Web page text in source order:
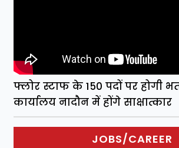
फ्लोर स्टाफ के 150 पदों पर होगी
कार्यालय नादौन में होंगे साक्षात्कार
JOBS/CAREER